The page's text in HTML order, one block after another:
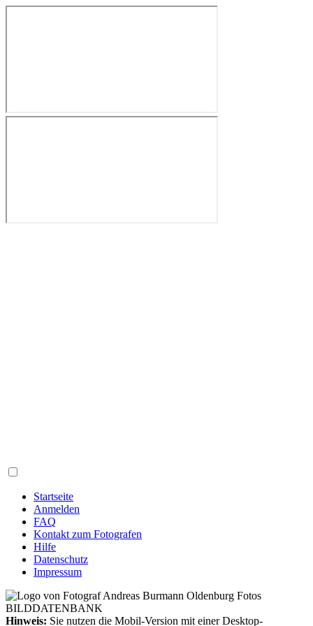
Startseite
Anmelden
FAQ
Kontakt zum Fotografen
Hilfe
Datenschutz
Impressum
Hinweis: Sie nutzen die Mobil-Version mit einer Desktop-